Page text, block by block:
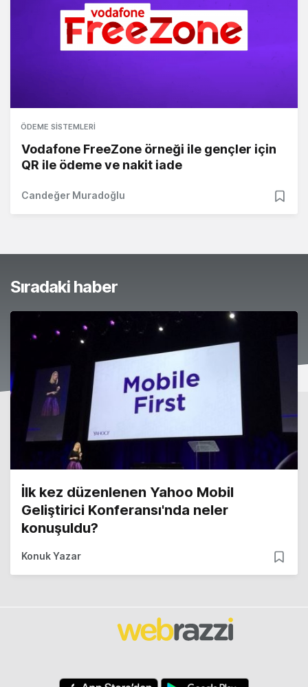
ÖDEME SISTEMLERI
Vodafone FreeZone örneği ile gençler için
QR ile ödeme ve nakit iade
Candeğer Muradoğlu
Sıradaki haber
İlk kez düzenlenen Yahoo Mobil
Geliştirici Konferansı'nda neler
konuşuldu?
Konuk Yazar